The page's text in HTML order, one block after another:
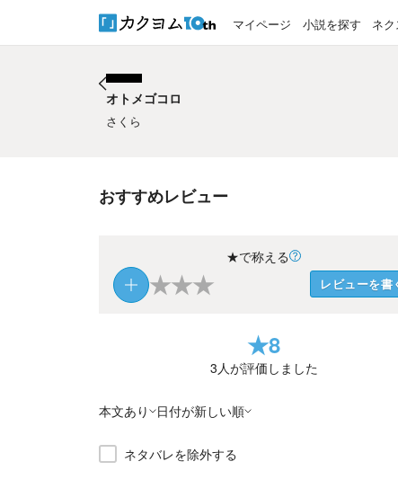
マイページ 小説を探す ネク
オトメゴコロ
さくら
おすすめレビュー
★で称える
★★★ レビューを書
★8
3人が評価しました
本文あり 日付が新しい順
ネタバレを除外する